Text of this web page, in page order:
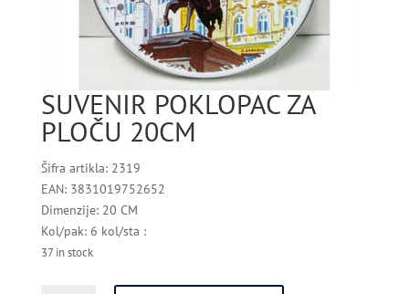
SUVENIR POKLOPAC ZA
PLOČU 20CM
Šifra artikla: 2319
EAN: 3831019752652
Dimenzije: 20 CM
Kol/pak: 6 kol/sta :
37 in stock